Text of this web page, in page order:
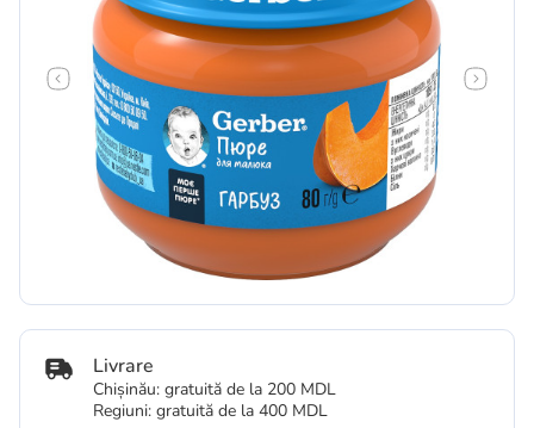
Livrare
Chișinău: gratuită de la 200 MDL
Regiuni: gratuită de la 400 MDL